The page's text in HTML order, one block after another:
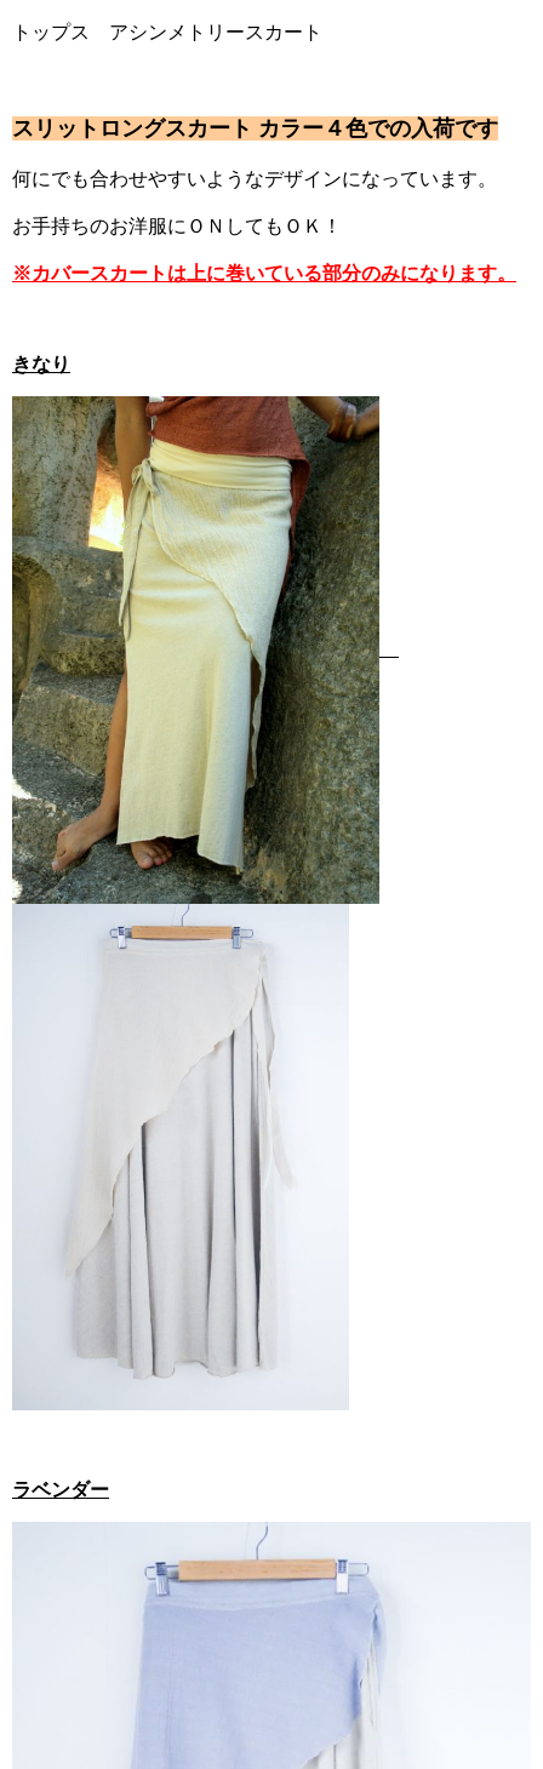
トップス アシンメトリースカート
スリットロングスカート カラー４色での入荷です
何にでも合わせやすいようなデザインになっています。
お手持ちのお洋服にＯＮしてもＯＫ！
※カバースカートは上に巻いている部分のみになります。
きなり
ラベンダー